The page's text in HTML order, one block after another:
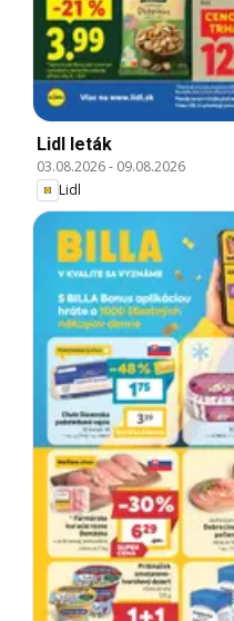
Lidl leták
03.08.2026- 09.08.2026
Lidl